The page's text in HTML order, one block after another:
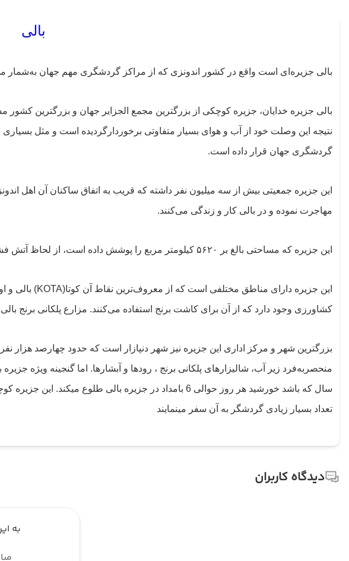
بالی
بالی جزیره‌ای است واقع در کشور اندونزی که از مراکز گردشگری مهم جهان به‌شمار
بالی جزیره خدایان، جزیره کوچکی از بزرگترین مجمع الجزایر جهان و بزرگترین
نتیجه این وصلت خود از آب و هوای بسیار متفاوتی برخوردارگردیده است و مثل
گردشگری جهان قرار داده است.
این جزیره جمعیتی بیش از سه میلیون نفر داشته که قریب به اتفاق ساکنان آن اهل
مهاجرت نموده و در بالی کار و زندگی می‌کنند.
این جزیره که مساحتی بالغ بر ۵۶۲۰ کیلومتر مربع را پوشش داده است، از لحاظ آتش فشانی فعال بوده و خاک آن برای کشاورزی بسیار حاصلخیز است.
کشاورزی وجود دارد که از آن برای کاشت برنج استفاده می‌کنند. مزارع پلکانی برنج
بزرگترین شهر و مرکز اداری این جزیره نیز شهر دنپازار است که حدود چهارصد هزار
منحصربه‌فرد زیر آب، شالیزارهای پلکانی برنج ، رودها و آبشارها. اما گنجینه ویژه
سال که باشد خورشید هر روز حوالی 6 بامداد در جزیره
تعداد بسیار زیادی گردشگر به آن سفر مینمایند
دیدگاه کاربران
به